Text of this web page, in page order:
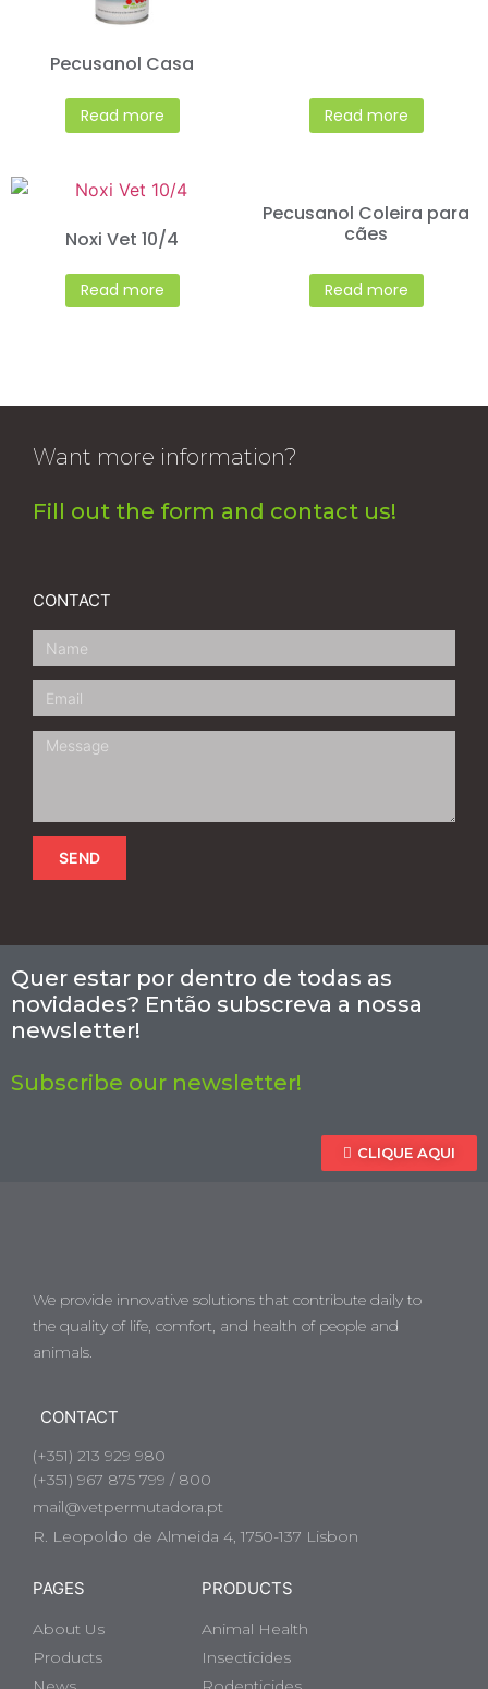
Pecusanol Casa
Read more Read more
Noxi Vet 10/4
Read more
Pecusanol Coleira para
cães
Read more
Want more information?
Fill out the form and contact us!
CONTACT
SEND
Quer estar por dentro de todas as
novidades? Então subscreva a nossa
newsletter!
Subscribe our newsletter!
CLIQUE AQUI
We provide innovative solutions that contribute daily to
the quality of life, comfort, and health of people and
animals.
CONTACT
(+351) 213 929 980
(+351) 967 875 799 / 800
mail@vetpermutadora.pt
R. Leopoldo de Almeida 4, 1750-137 Lisbon
PAGES
About Us
Products
PRODUCTS
Animal Health
Insecticides